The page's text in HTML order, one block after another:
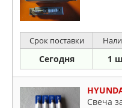
Срок поставки
Сегодня 1
Свеча